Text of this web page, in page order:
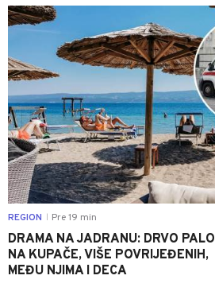
REGION Pre 19 min
DRAMA NA JADRANU: DRVO PALO
NA KUPAČE, VIŠE POVRIJEĐENIH,
MEĐU NJIMA I DECA